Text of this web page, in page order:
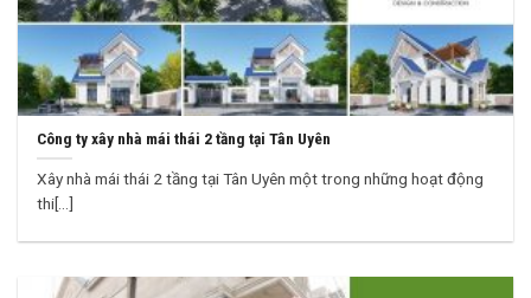
Công ty xây nhà mái thái 2 tầng tại Tân Uyên
Xây nhà mái thái 2 tầng tại Tân Uyên một trong những hoạt động
thi[...]